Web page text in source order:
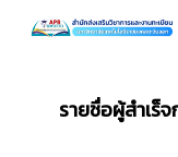
รายชื่อผู้สำเร็